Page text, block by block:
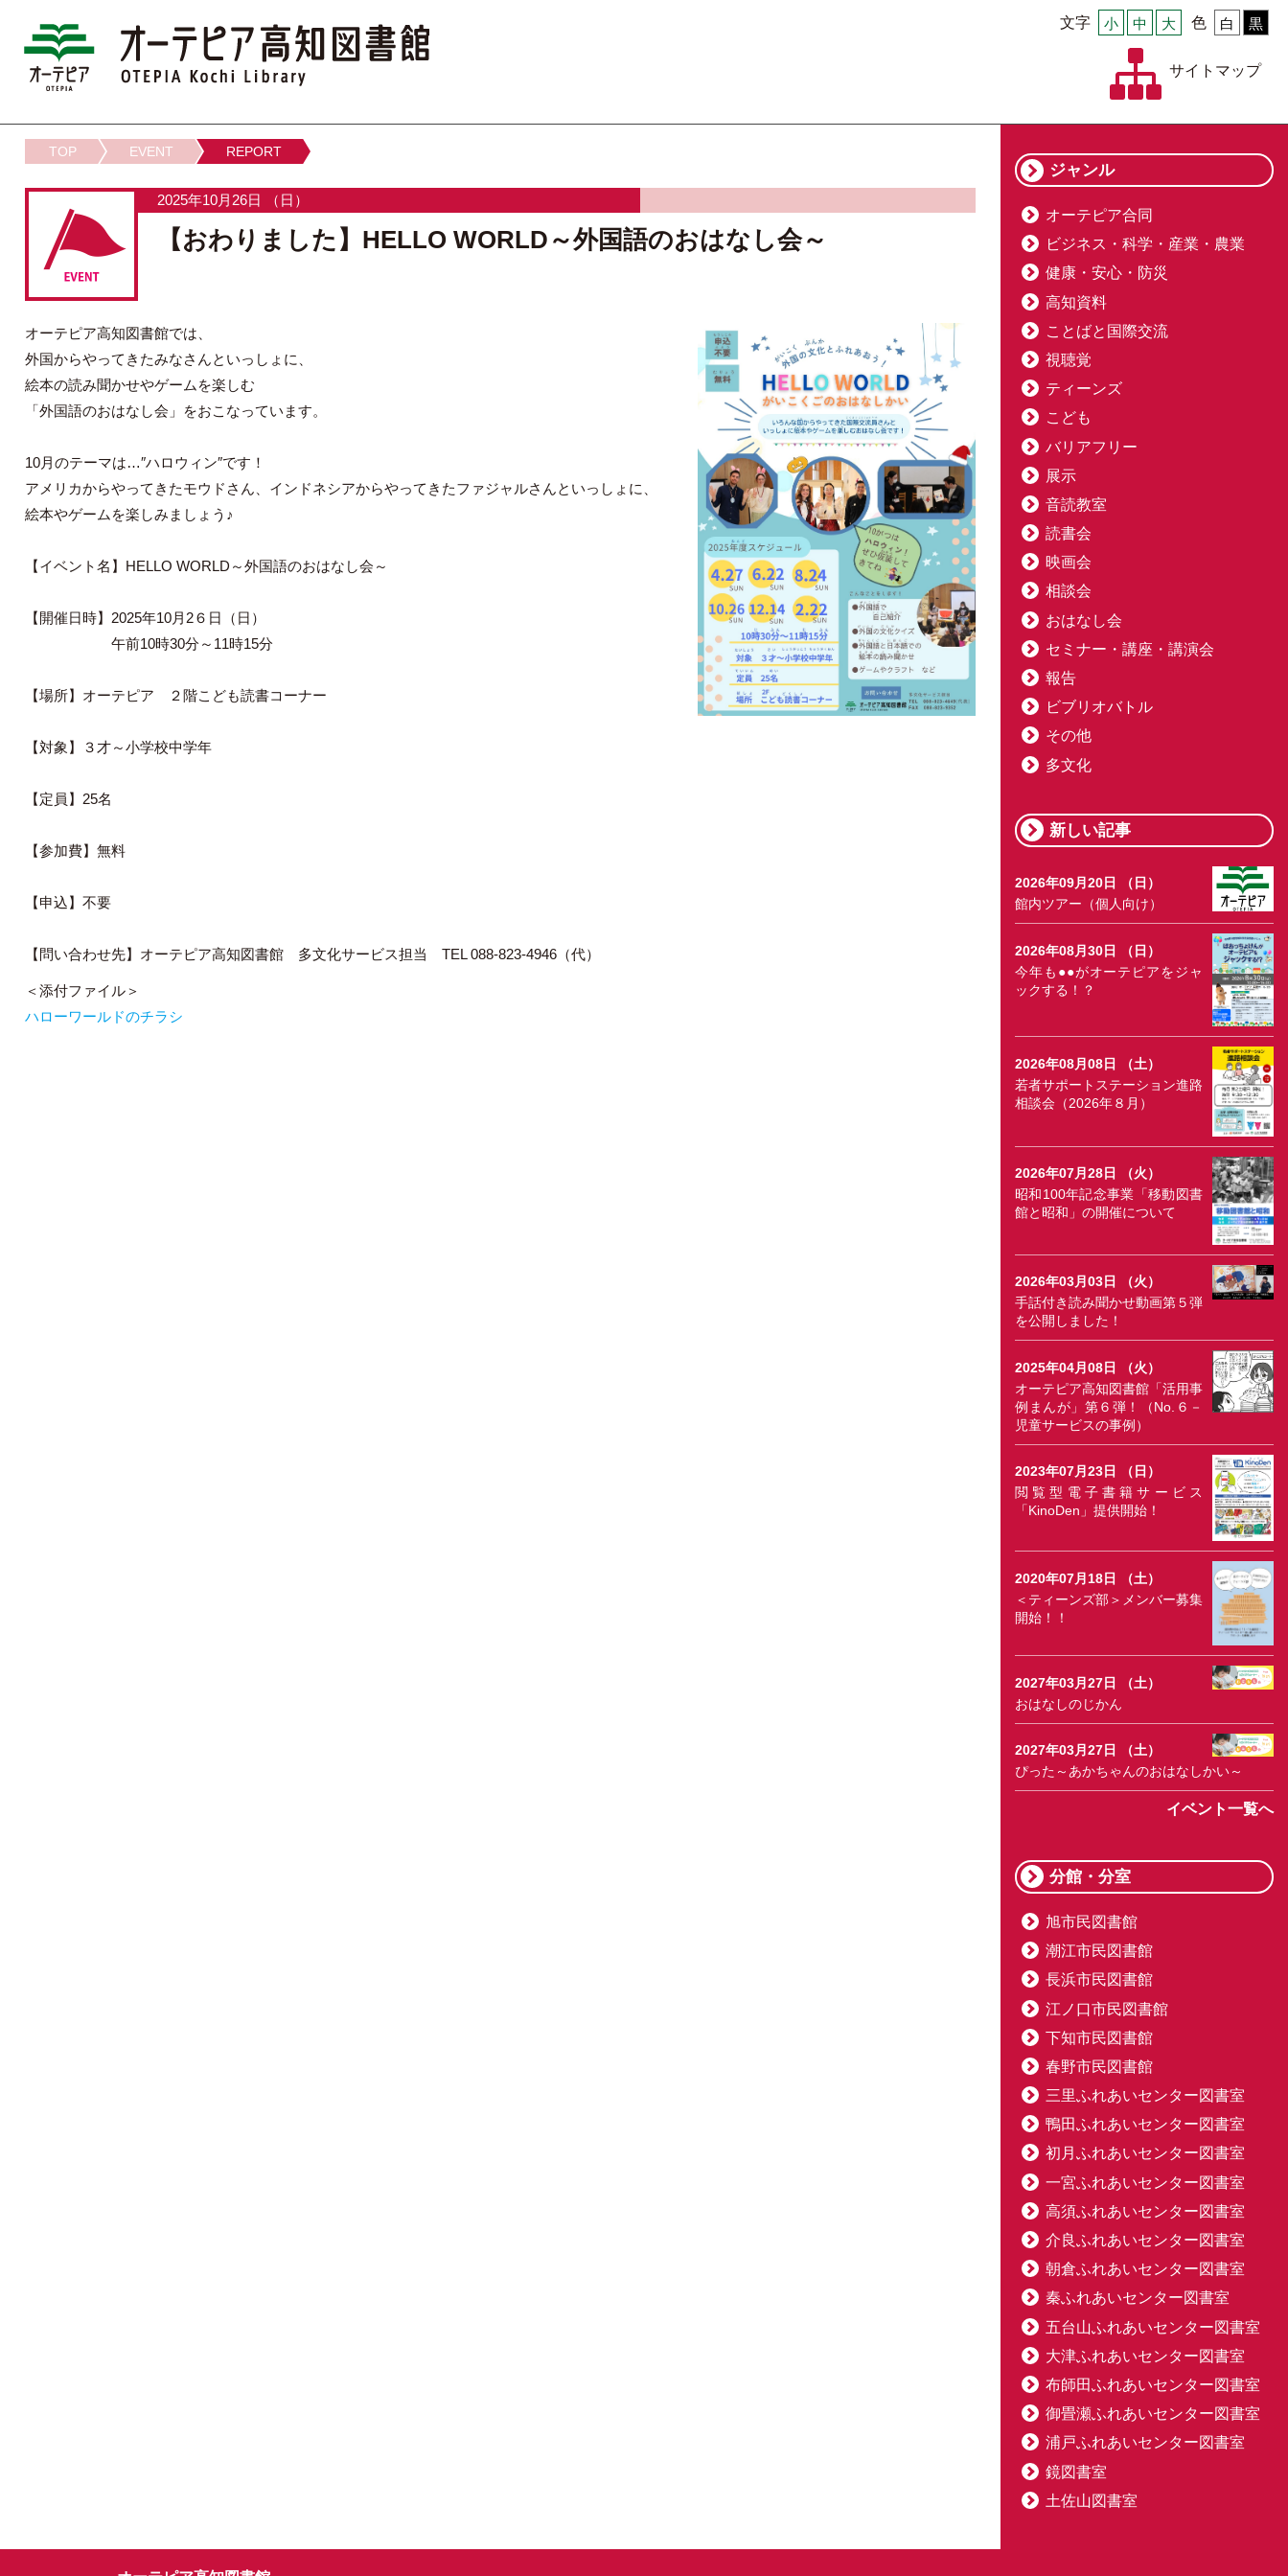
色 白 黒
文字 小 中 大
サイトマップ
TOP EVENT REPORT
2025年10月26日 （日）
【おわりました】HELLO WORLD～外国語のおはなし会～
オーテピア高知図書館では、
外国からやってきたみなさんといっしょに、
絵本の読み聞かせやゲームを楽しむ
「外国語のおはなし会」をおこなっています。
10月のテーマは…″ハロウィン″です！
アメリカからやってきたモウドさん、インドネシアからやってきたファジャルさんといっしょに、
絵本やゲームを楽しみましょう♪
【イベント名】HELLO WORLD～外国語のおはなし会～
【開催日時】2025年10月2６日（日）
午前10時30分～11時15分
【場所】オーテピア ２階こども読書コーナー
【対象】３才～小学校中学年
【定員】25名
【参加費】無料
【申込】不要
【問い合わせ先】オーテピア高知図書館 多文化サービス担当 TEL 088-823-4946（代）
＜添付ファイル＞
ハローワールドのチラシ
ジャンル
オーテピア合同
ビジネス・科学・産業・農業
健康・安心・防災
高知資料
ことばと国際交流
視聴覚
ティーンズ
こども
バリアフリー
展示
音読教室
読書会
映画会
相談会
おはなし会
セミナー・講座・講演会
報告
ビブリオバトル
その他
多文化
新しい記事
2026年09月20日 （日）
館内ツアー（個人向け）
2026年08月30日 （日）
今年も●●がオーテピアをジャ
ックする！？
2026年08月08日 （土）
若者サポートステーション進路
相談会（2026年８月）
2026年07月28日 （火）
昭和100年記念事業「移動図書
館と昭和」の開催について
2026年03月03日 （火）
手話付き読み聞かせ動画第５弾
を公開しました！
2025年04月08日 （火）
オーテピア高知図書館「活用事
例まんが」第６弾！（No.６－
児童サービスの事例）
2023年07月23日 （日）
閲覧型電子書籍サービス
「KinoDen」提供開始！
2020年07月18日 （土）
＜ティーンズ部＞メンバー募集
開始！！
2027年03月27日 （土）
おはなしのじかん
2027年03月27日 （土）
ぴった～あかちゃんのおはなしかい～
イベント一覧へ
分館・分室
旭市民図書館
潮江市民図書館
長浜市民図書館
江ノ口市民図書館
下知市民図書館
春野市民図書館
三里ふれあいセンター図書室
鴨田ふれあいセンター図書室
初月ふれあいセンター図書室
一宮ふれあいセンター図書室
高須ふれあいセンター図書室
介良ふれあいセンター図書室
朝倉ふれあいセンター図書室
秦ふれあいセンター図書室
五台山ふれあいセンター図書室
大津ふれあいセンター図書室
布師田ふれあいセンター図書室
御畳瀬ふれあいセンター図書室
浦戸ふれあいセンター図書室
鏡図書室
土佐山図書室